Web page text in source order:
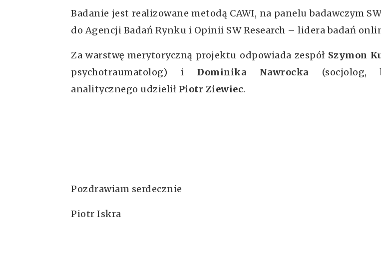
Badanie jest realizowane metodą CAWI, na panelu badawczym
do Agencji Badań Rynku i Opinii SW Research – lidera badań
Za warstwę merytoryczną projektu odpowiada zespół Szymon
psychotraumatolog) i Dominika Nawrocka (socjolog,
analitycznego udzielił Piotr Ziewiec.
Pozdrawiam serdecznie
Piotr Iskra